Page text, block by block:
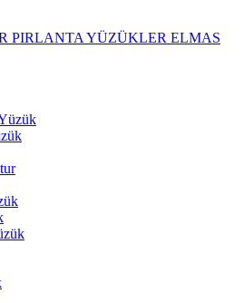
PIRLANTA YÜZÜKLER ELMAS